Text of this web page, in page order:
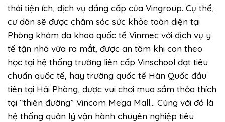
thái tiện ích, dịch vụ đẳng cấp của Vingroup. Cụ thể,
cư dân sẽ được chăm sóc sức khỏe toàn diện tại
Phòng khám đa khoa quốc tế Vinmec với dịch vụ y
tế tận nhà vừa ra mắt, được an tâm khi con theo
học tại hệ thống trường liên cấp Vinschool đạt tiêu
chuẩn quốc tế, hay trường quốc tế Hàn Quốc đầu
tiên tại Hải Phòng, được vui chơi mua sắm thỏa thích
tại “thiên đường” Vincom Mega Mall… Cùng với đó là
hệ thống quản lý vận hành chuyên nghiệp tiêu